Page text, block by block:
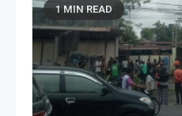
1 MIN READ